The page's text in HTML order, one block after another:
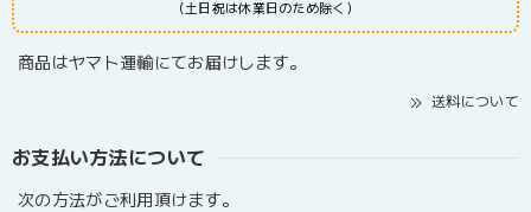
（土日祝は休業日のため除く）
商品はヤマト運輸にてお届けします。
送料について
お支払い方法について
次の方法がご利用頂けます。